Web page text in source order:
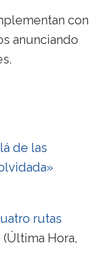
con
anunciando
de las
rutas
(Última Hora,